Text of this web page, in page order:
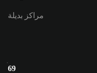
مراكز بديلة
69